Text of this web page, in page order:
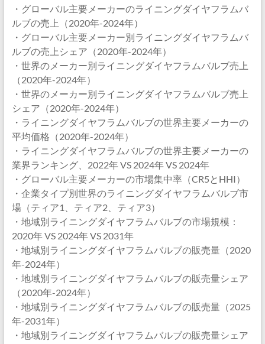
・グローバル主要メーカーのライニングダイヤフラムバ
ルブの売上（2020年-2024年）
・グローバル主要メーカー別ライニングダイヤフラムバ
ルブの売上シェア（2020年-2024年）
・世界のメーカー別ライニングダイヤフラムバルブ売上
（2020年-2024年）
・世界のメーカー別ライニングダイヤフラムバルブ売上
シェア（2020年-2024年）
・ライニングダイヤフラムバルブの世界主要メーカーの
平均価格（2020年-2024年）
・ライニングダイヤフラムバルブの世界主要メーカーの
業界ランキング、2022年 VS 2024年 VS 2024年
・グローバル主要メーカーの市場集中率（CR5とHHI）
・企業タイプ別世界のライニングダイヤフラムバルブ市
場（ティア1、ティア2、ティア3）
・地域別ライニングダイヤフラムバルブの市場規模：
2020年 VS 2024年 VS 2031年
・地域別ライニングダイヤフラムバルブの販売量（2020
年-2024年）
・地域別ライニングダイヤフラムバルブの販売量シェア
（2020年-2024年）
・地域別ライニングダイヤフラムバルブの販売量（2025
年-2031年）
・地域別ライニングダイヤフラムバルブの販売量シェア